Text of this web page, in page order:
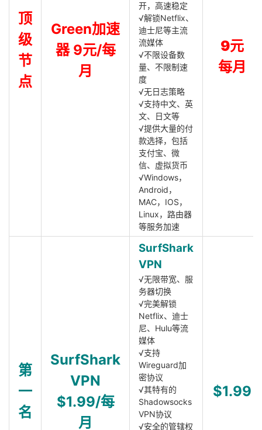
顶
级
节
点
Green加速
器 9元/每
月
开，高速稳定
√解锁Netflix、
迪士尼等主流
流媒体
√不限设备数
量、不限制速
度
√无日志策略
√支持中文、英
文、日文等
√提供大量的付
款选择，包括
支付宝、微
信、虚拟货币
√Windows，
Android，
MAC，IOS，
Linux，路由器
等服务加速
9元
每月
第
一
名
SurfShark
VPN
$1.99/每
月
SurfShark
VPN
√无限带宽、服
务器切换
√完美解锁
Netflix、迪士
尼、Hulu等流
媒体
√支持
Wireguard加
密协议
√其特有的
Shadowsocks
VPN协议
√安全的管辖权
$1.99